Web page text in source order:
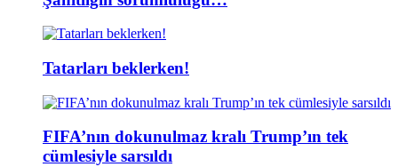
Tatarları beklerken!
FIFA’nın dokunulmaz kralı Trump’ın tek
cümlesiyle sarsıldı